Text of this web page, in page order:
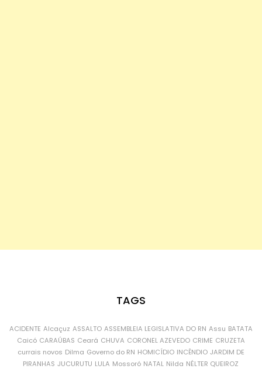
TAGS
ACIDENTE Alcaçuz ASSALTO ASSEMBLEIA LEGISLATIVA DO RN Assu BATATA
Caicó CARAÚBAS Ceará CHUVA CORONEL AZEVEDO CRIME CRUZETA
currais novos Dilma Governo do RN HOMICÍDIO INCÊNDIO JARDIM DE
PIRANHAS JUCURUTU LULA Mossoró NATAL Nilda NÉLTER QUEIROZ